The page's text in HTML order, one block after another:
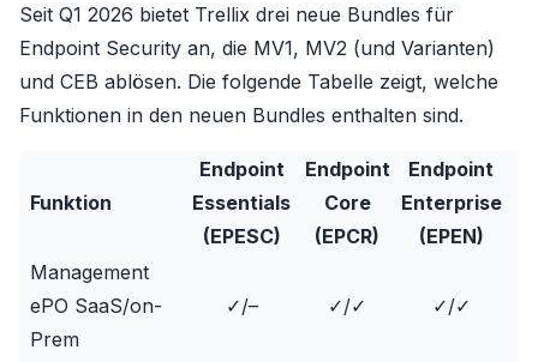
Seit Q1 2026 bietet Trellix drei neue Bundles für
Endpoint Security an, die MV1, MV2 (und Varianten)
und CEB ablösen. Die folgende Tabelle zeigt, welche
Funktionen in den neuen Bundles enthalten sind.
Funktion
Endpoint
Essentials
(EPESC)
Endpoint
Core
(EPCR)
Endpoint
Enterprise
(EPEN)
Management
ePO SaaS/on-
Prem
✓/– ✓/✓ ✓/✓